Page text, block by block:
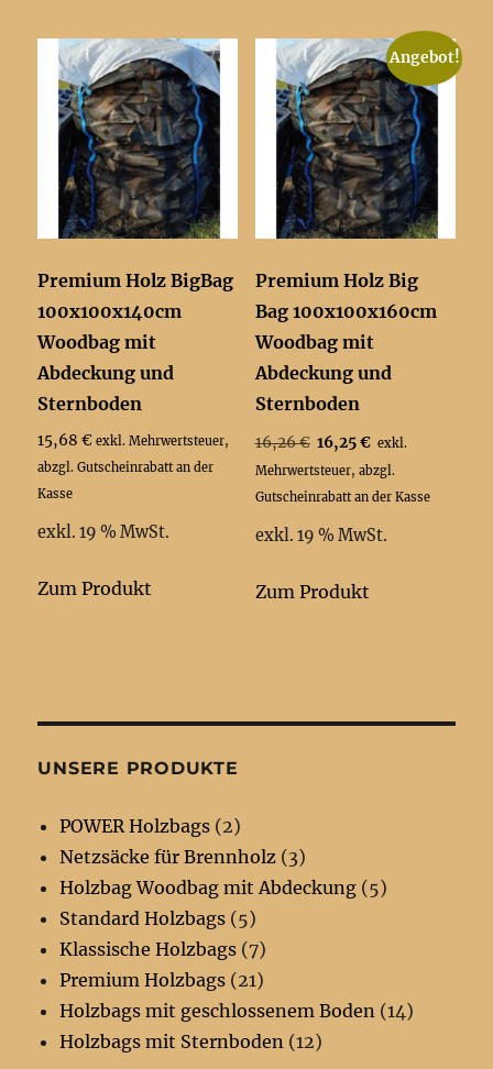
Premium Holz BigBag
100x100x140cm
Woodbag mit
Abdeckung und
Sternboden
15,68€ exkl. Mehrwertsteuer,
abzgl. Gutscheinrabatt an der
Kasse
exkl. 19 % MwSt.
Zum Produkt
Angebot!
Premium Holz Big
Bag 100x100x160cm
Woodbag mit
Abdeckung und
Sternboden
16,26€ Ursprünglicher
Preis
war:
16,25€ Aktueller
Preis
ist:
exkl.
Mehrwertsteuer, abzgl.
Gutscheinrabatt an der Kasse
exkl. 19 % MwSt.
Zum Produkt
UNSERE PRODUKTE
POWER Holzbags (2)
Netzsäcke für Brennholz (3)
Holzbag Woodbag mit Abdeckung (5)
Standard Holzbags (5)
Klassische Holzbags (7)
Premium Holzbags (21)
Holzbags mit geschlossenem Boden (14)
Holzbags mit Sternboden (12)